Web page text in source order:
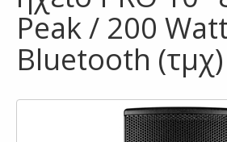
Peak / 200
Bluetooth